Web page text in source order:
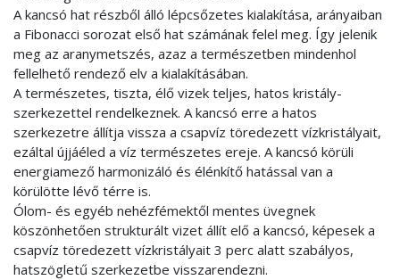
A kancsó hat részből álló lépcsőzetes kialakítása, arányaiban
a Fibonacci sorozat első hat számának felel meg. Így jelenik
meg az aranymetszés, azaz a természetben mindenhol
fellelhető rendező elv a kialakításában.
A természetes, tiszta, élő vizek teljes, hatos kristály-
szerkezettel rendelkeznek. A kancsó erre a hatos
szerkezetre állítja vissza a csapvíz töredezett vízkristályait,
ezáltal újjáéled a víz természetes ereje. A kancsó körüli
energiamező harmonizáló és élénkítő hatással van a
körülötte lévő térre is.
Ólom- és egyéb nehézfémektől mentes üvegnek
köszönhetően strukturált vizet állít elő a kancsó, képesek a
csapvíz töredezett vízkristályait 3 perc alatt szabályos,
hatszögletű szerkezetbe visszarendezni.